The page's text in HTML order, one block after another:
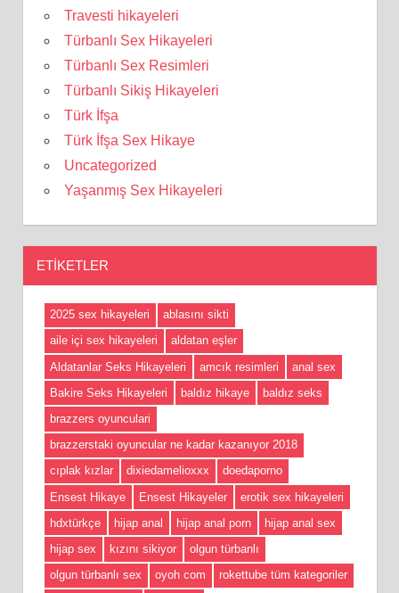
Travesti hikayeleri
Türbanlı Sex Hikayeleri
Türbanlı Sex Resimleri
Türbanlı Sikiş Hikayeleri
Türk İfşa
Türk İfşa Sex Hikaye
Uncategorized
Yaşanmış Sex Hikayeleri
ETIKETLER
2025 sex hikayeleri
ablasını sikti
aile içi sex hikayeleri
aldatan eşler
Aldatanlar Seks Hikayeleri
amcık resimleri
anal sex
Bakire Seks Hikayeleri
baldız hikaye
baldız seks
brazzers oyunculari
brazzerstaki oyuncular ne kadar kazanıyor 2018
cıplak kızlar
dixiedamelioxxx
doedaporno
Ensest Hikaye
Ensest Hikayeler
erotik sex hikayeleri
hdxtürkçe
hijap anal hijap anal porn
hijap anal sex
hijap sex
kızını sikiyor
olgun türbanlı
olgun türbanlı sex
oyoh com rokettube tüm kategoriler